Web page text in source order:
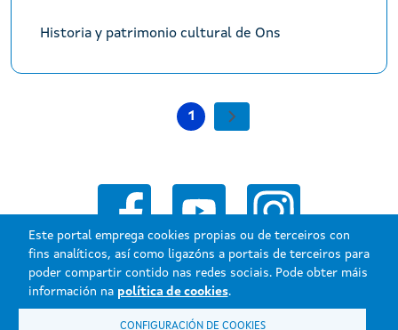
Este portal emprega cookies propias ou de terceiros con
fins analíticos, así como ligazóns a portais de terceiros para
poder compartir contido nas redes sociais. Pode obter máis
información na política de cookies.
CONFIGURACIÓN DE COOKIES
Historia y patrimonio cultural de Ons
Páxina actual
1 Páxina Seguinte